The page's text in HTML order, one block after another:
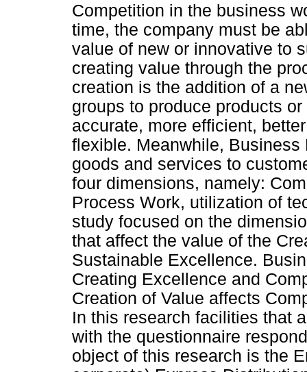
Competition in the business
time, the company must be
value of new or innovative to
creating value through the
creation is the addition of a
groups to produce products
accurate, more efficient,
flexible. Meanwhile,
goods and services to
four dimensions, namely:
Process Work, utilization of
study focused on the
that affect the value of the
Sustainable Excellence.
Creating Excellence and
Creation of Value affects
In this research facilities that
with the questionnaire
object of this research is the